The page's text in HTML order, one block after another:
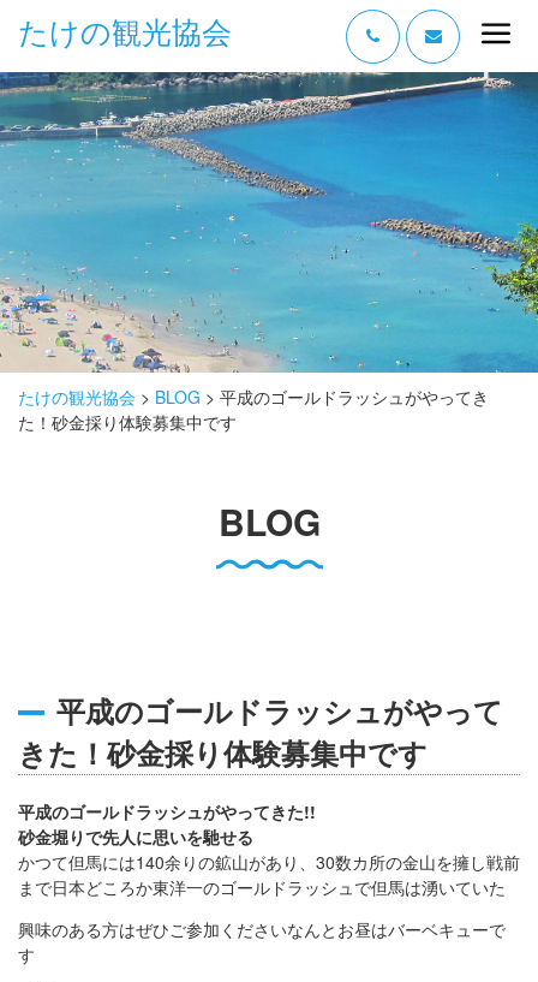
たけの観光協会
“たけの” の魅力
過ごし方
みどころ
泊まる
おみやげ
グルメ
Q O
たけの観光協会 > BLOG > 平成のゴールドラッシュがやってき
た！砂金採り体験募集中です
BLOG
平成のゴールドラッシュがやって
きた！砂金採り体験募集中です
平成のゴールドラッシュがやってきた!!
砂金堀りで先人に思いを馳せる
かつて但馬には140余りの鉱山があり、30数カ所の金山を擁し戦前
まで日本どころか東洋一のゴールドラッシュで但馬は湧いていた
興味のある方はぜひご参加くださいなんとお昼はバーベキューで
す